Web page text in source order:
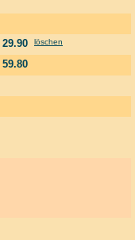
29.90 löschen
59.80